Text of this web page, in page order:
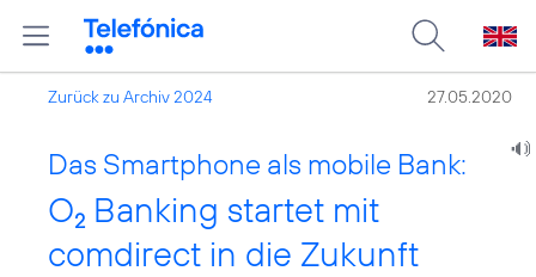
Zurück zu Archiv 2024 27.05.2020
Das Smartphone als mobile Bank:
O2 Banking startet mit
comdirect in die Zukunft